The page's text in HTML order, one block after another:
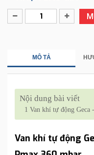
MÔ TẢ
Nội dung bài viết
1 Van khí tự động Geca
Van khí tự động